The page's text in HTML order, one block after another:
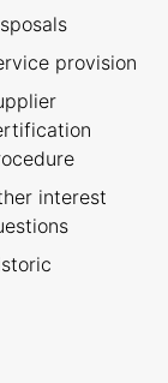
provision
interest